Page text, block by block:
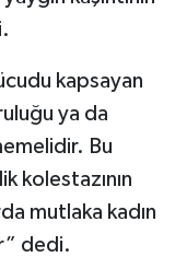
kapsayan
ya da
Bu
kolestazının
mutlaka kadın
dedi.